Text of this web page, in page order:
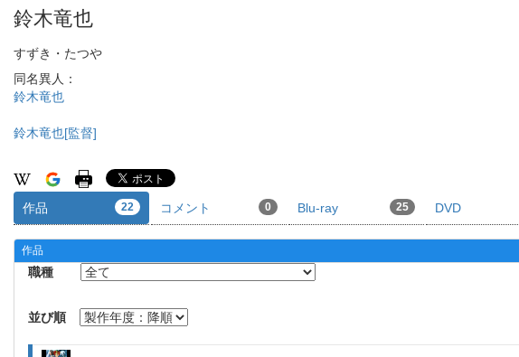
鈴木竜也
すずき・たつや
同名異人：
鈴木竜也
鈴木竜也[監督]
作品 22 コメント 0 Blu-ray 25 DVD
作品
職種
並び順